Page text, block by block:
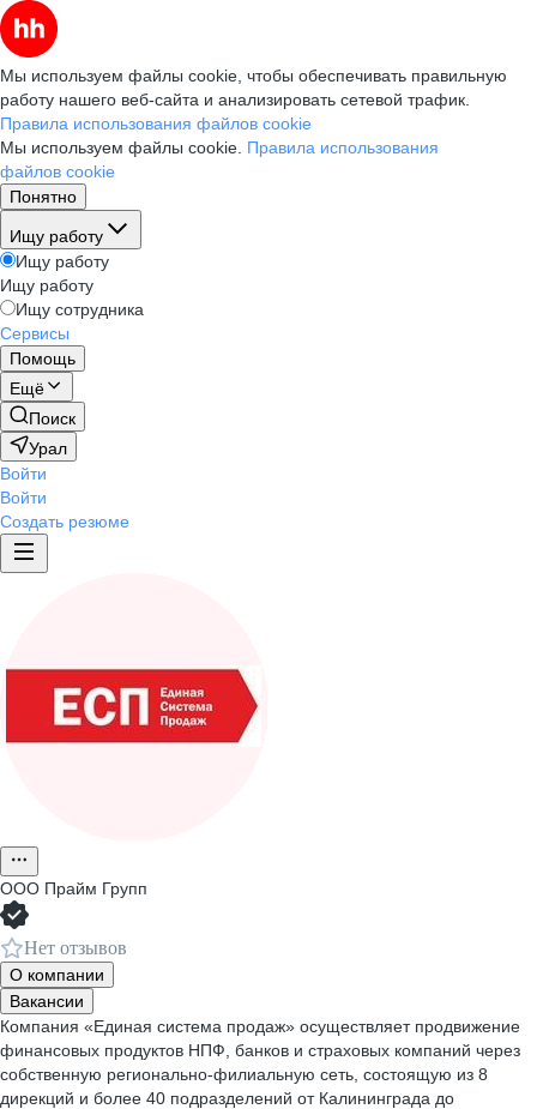
Мы используем файлы cookie, чтобы обеспечивать правильную
работу нашего веб-сайта и анализировать сетевой трафик.
Правила использования файлов cookie
Мы используем файлы cookie. Правила использования
файлов cookie
Понятно
Ищу работу
Ищу работу
Ищу работу
Ищу сотрудника
Сервисы
Помощь
Ещё
Поиск
Урал
Войти
Войти
Создать резюме
ООО Прайм Групп
Нет отзывов
О компании
Вакансии
Компания «Единая система продаж» осуществляет продвижение
финансовых продуктов НПФ, банков и страховых компаний через
собственную регионально-филиальную сеть, состоящую из 8
дирекций и более 40 подразделений от Калининграда до